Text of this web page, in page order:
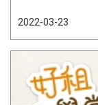
2022-03-23